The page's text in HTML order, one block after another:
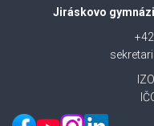
Jiráskovo